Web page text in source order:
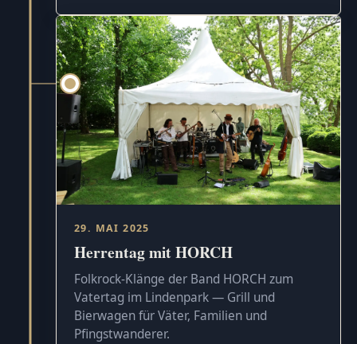
29. MAI 2025
Herrentag mit HORCH
Folkrock-Klänge der Band HORCH zum
Vatertag im Lindenpark — Grill und
Bierwagen für Väter, Familien und
Pfingstwanderer.